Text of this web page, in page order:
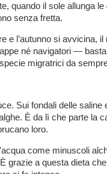
quando il sole allunga
senza fretta.
e l’autunno si avvicina,
né navigatori —
migratrici da
Sui fondali delle
È da lì che parte la
loro.
come minuscoli
grazie a questa dieta